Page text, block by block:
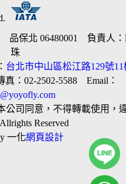
品保北 06480001 負責人：
珠
台北市中山區松江路129號11
真：02-2502-5588 Email：
公司同意，不得轉載使用，
Reserved
一化網頁設計